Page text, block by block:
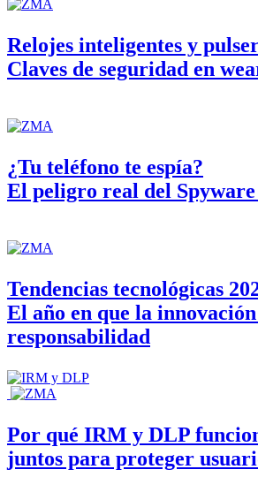
Relojes inteligentes y
Claves de seguridad en
¿Tu teléfono te espía?
El peligro real del
Tendencias tecnológicas
El año en que la
responsabilidad
Por qué IRM y DLP
juntos para proteger